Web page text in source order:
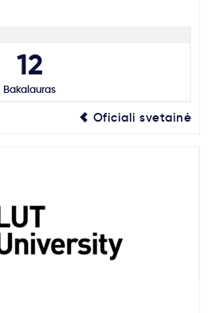
12
Bakalauras
Oficiali svetainė